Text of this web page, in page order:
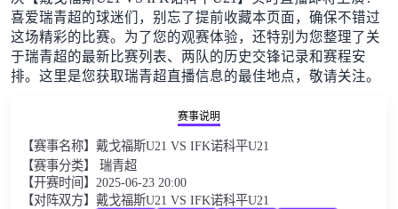
喜爱瑞青超的球迷们，别忘了提前收藏本页面，确保不错过
这场精彩的比赛。为了您的观赛体验，还特别为您整理了关
于瑞青超的最新比赛列表、两队的历史交锋记录和赛程安
排。这里是您获取瑞青超直播信息的最佳地点，敬请关注。
赛事说明
【赛事名称】戴戈福斯U21 VS IFK诺科平U21
【赛事分类】 瑞青超
【开赛时间】2025-06-23 20:00
【对阵双方】戴戈福斯U21 VS IFK诺科平U21